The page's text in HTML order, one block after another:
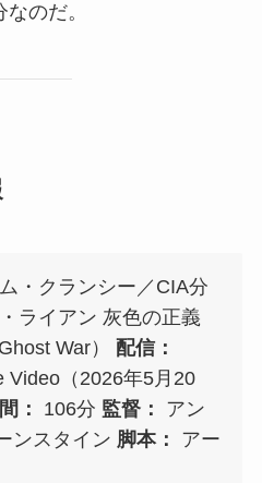
のだ。
ム・クランシー／CIA分
ライアン 灰色の正義
War） 配信：
Video（2026年5月20
： 106分 監督：
アン
ンスタイン 脚本：
アー